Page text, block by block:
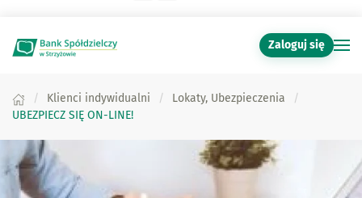
Zaloguj się
Klienci indywidualni
Lokaty, Ubezpieczenia
UBEZPIECZ SIĘ ON-LINE!